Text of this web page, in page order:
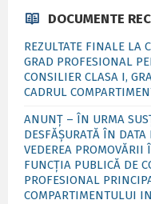
DOCUMENTE
REZULTATE FINALE LA
GRAD PROFESIONAL
CONSILIER CLASA I,
CADRUL
ANUNȚ – ÎN URMA
DESFĂȘURATĂ ÎN
VEDEREA
FUNCȚIA PUBLICĂ DE
PROFESIONAL
COMPARTIMENTULUI